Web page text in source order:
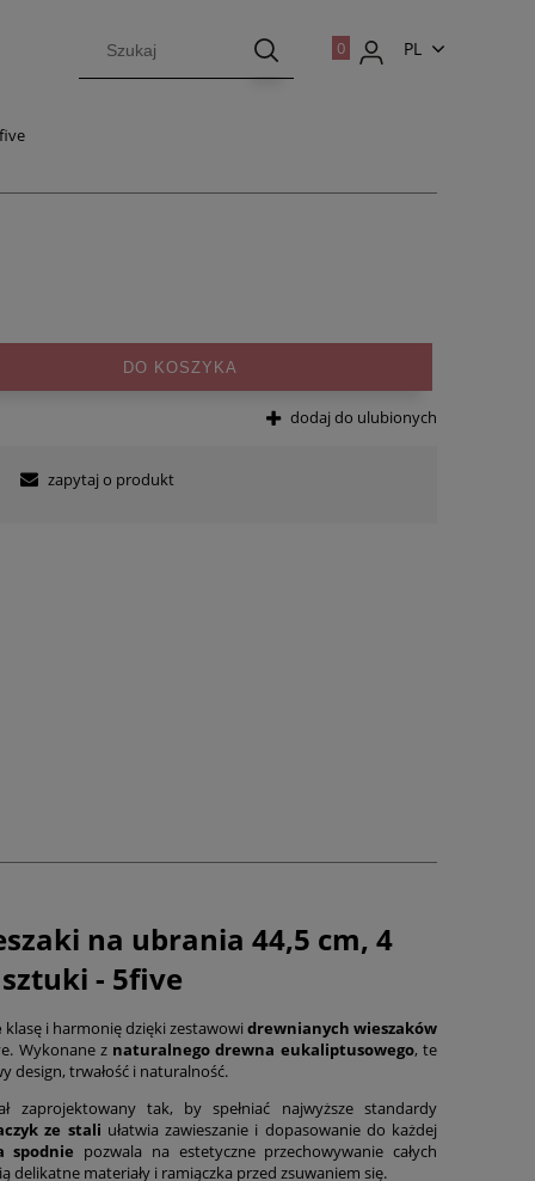
PL
DO KOSZYKA
dodaj do ulubionych
zapytaj o produkt
na ubrania 44,5 cm, 4
sztuki - 5five
klasę i harmonię dzięki zestawowi drewnianych wieszaków
Wykonane z naturalnego drewna eukaliptusowego, te
design, trwałość i naturalność.
zaprojektowany tak, by spełniać najwyższe standardy
ze stali ułatwia zawieszanie i dopasowanie do każdej
spodnie pozwala na estetyczne przechowywanie całych
delikatne materiały i ramiączka przed zsuwaniem się.